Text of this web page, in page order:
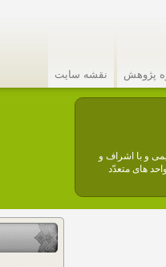
پژوهش نقشه سایت
محمدرضا حکیمی و با اشراف و
های متعدّد